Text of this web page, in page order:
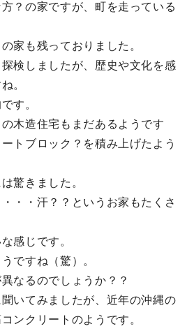
素材の家
応力度計算 全棟標準
ウンの追求
壁
のこだわり
フターフォロー
？の家ですが、町を走っている
家も残っておりました。
検しましたが、歴史や文化を感
。
す。
木造住宅もまだあるようです
トブロック？を積み上げたよう
驚きました。
・・汗？？というお家もたくさ
感じです。
ですね（驚）。
なるのでしょうか？？
いてみましたが、近年の沖縄の
ンクリートのようです。